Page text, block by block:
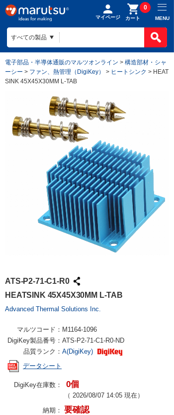
マイページ カート
0
MENU
電子部品・半導体通販のマルツオンライン > 構造部材・シャ
ーシー > ファン、熱管理（DigiKey） > ヒートシンク > HEAT
SINK 45X45X30MM L-TAB
ATS-P2-71-C1-R0
HEATSINK 45X45X30MM L-TAB
Advanced Thermal Solutions Inc.
マルツコード： M1164-1096
DigiKey製品番号： ATS-P2-71-C1-R0-ND
品質ランク： A(DigiKey)
データシート
DigiKey在庫数： 0個
（ 2026/08/07 14:05 現在）
納期： 要確認